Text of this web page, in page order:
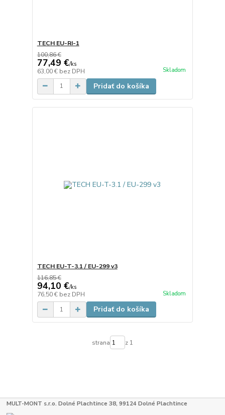
TECH EU-RI-1
100,86 €
77,49 €/ks
63,00 € bez DPH Skladom
Pridať do košíka
TECH EU-T-3.1 / EU-299 v3
116,85 €
94,10 €/ks
76,50 € bez DPH Skladom
Pridať do košíka
strana z 1
MULT-MONT s.r.o. Dolné Plachtince 38, 99124 Dolné Plachtince